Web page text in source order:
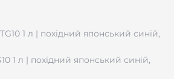
1 л | похідний японський синій,